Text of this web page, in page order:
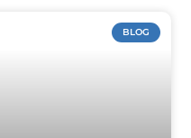
BLOG